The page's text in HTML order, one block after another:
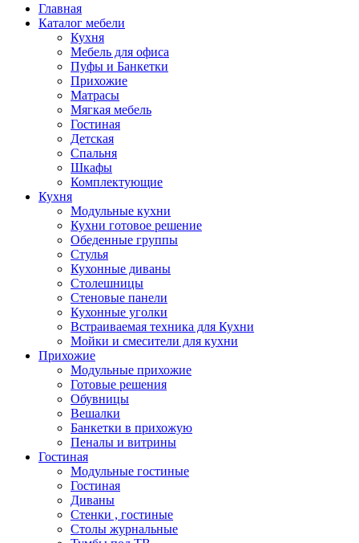
Главная
Каталог мебели
Кухня
Мебель для офиса
Пуфы и Банкетки
Прихожие
Матрасы
Мягкая мебель
Гостиная
Детская
Спальня
Шкафы
Комплектующие
Кухня
Модульные кухни
Кухни готовое решение
Обеденные группы
Стулья
Кухонные диваны
Столешницы
Стеновые панели
Кухонные уголки
Встраиваемая техника для Кухни
Мойки и смесители для кухни
Прихожие
Модульные прихожие
Готовые решения
Обувницы
Вешалки
Банкетки в прихожую
Пеналы и витрины
Гостиная
Модульные гостиные
Гостиная
Диваны
Стенки , гостиные
Столы журнальные